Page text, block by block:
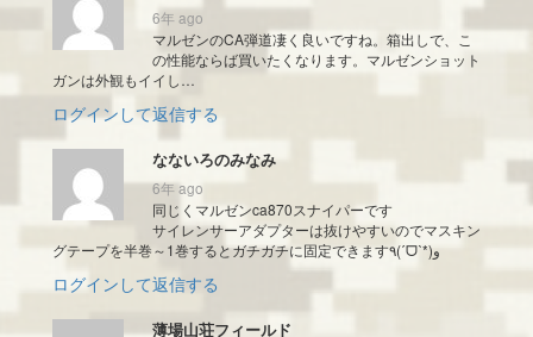
6年 ago
マルゼンのCA弾道凄く良いですね。箱出しで、こ
の性能ならば買いたくなります。マルゼンショット
ガンは外観もイイし…
ログインして返信する
なないろのみなみ
6年 ago
同じくマルゼンca870スナイパーです
サイレンサーアダプターは抜けやすいのでマスキン
グテープを半巻～1巻するとガチガチに固定できます٩(ˊᗜˋ*)و
ログインして返信する
薄場山荘フィールド